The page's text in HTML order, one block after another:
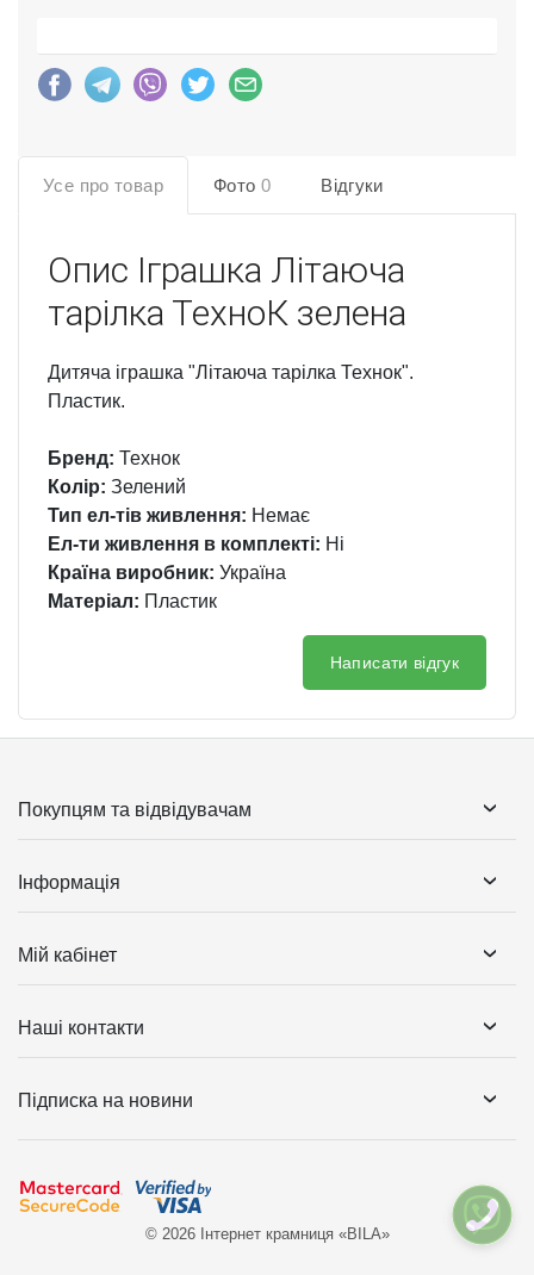
Усе про товар Фото 0 Відгуки
Опис Іграшка Літаюча
тарілка ТехноК зелена
Дитяча іграшка "Літаюча тарілка Технок".
Пластик.
Бренд: Технок
Колір: Зелений
Тип ел-тів живлення: Немає
Ел-ти живлення в комплекті: Ні
Країна виробник: Україна
Матеріал: Пластик
Написати відгук
Покупцям та відвідувачам
Інформація
Мій кабінет
Наші контакти
Підписка на новини
© 2026 Інтернет крамниця «BILA»